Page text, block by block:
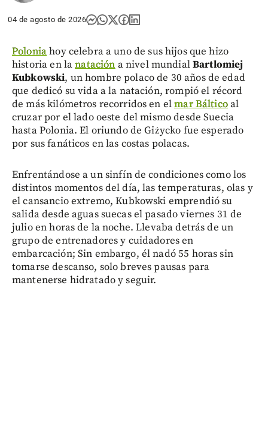
04 de agosto de 2026
Poloniahoy celebra a uno de sus hijos que hizo
historia en lanatación a nivel mundialBartlomiej
Kubkowski, un hombre polaco de 30 años de edad
que dedicó su vida a la natación, rompió el récord
de más kilómetros recorridos en elmar Bálticoal
cruzar por el lado oeste del mismo desde Suecia
hasta Polonia. El oriundo de Giżycko fue esperado
por sus fanáticos en las costas polacas.
Enfrentándose a un sinfín de condiciones como los
distintos momentos del día, las temperaturas, olas y
el cansancio extremo, Kubkowski emprendió su
salida desde aguas suecas el pasado viernes 31 de
julio en horas de la noche. Llevaba detrás de un
grupo de entrenadores y cuidadores en
embarcación; Sin embargo, él nadó 55 horas sin
tomarse descanso, solo breves pausas para
mantenerse hidratado y seguir.